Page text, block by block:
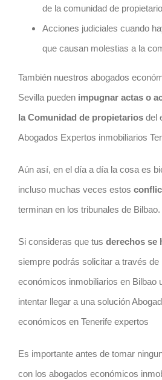
de la comunidad de
Acciones judiciales cuando
que causan molestias a la
También nuestros abogados
Sevilla pueden impugnar actas o
la Comunidad de propietariosdel
Abogados Expertos inmobiliarios
Aún así, en el día a día la cosa es
incluso muchas veces estos
terminan en los tribunales de Bilbao.
Si consideras que tus derechos se
siempre podrás solicitar a través de
económicos inmobiliarios en Bilbao
intentar llegar a una solución
económicos en Tenerife expertos
Es importante antes de tomar
con los abogados económicos